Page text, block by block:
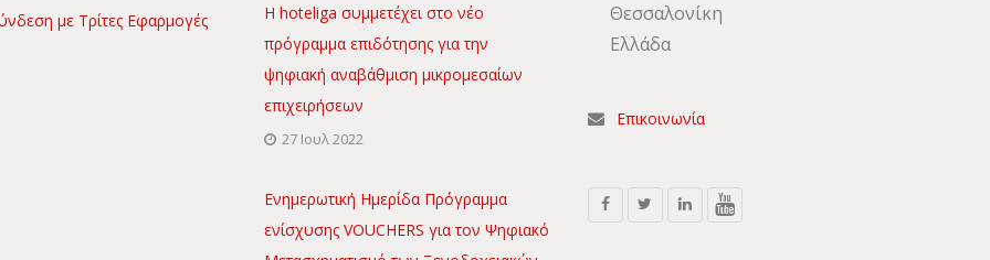
με Τρίτες Εφαρμογές
Η hoteliga συμμετέχει στο νέο
πρόγραμμα επιδότησης για την
ψηφιακή αναβάθμιση μικρομεσαίων
επιχειρήσεων
27 Ιουλ 2022
Ενημερωτική Ημερίδα Πρόγραμμα
ενίσχυσης VOUCHERS για τον Ψηφιακό
Θεσσαλονίκη
Ελλάδα
Επικοινωνία